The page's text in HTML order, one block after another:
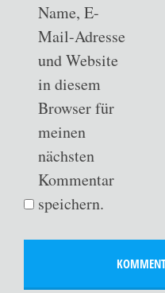
Name, E-
Mail-Adresse
und Website
in diesem
Browser für
meinen
nächsten
Kommentar
speichern.